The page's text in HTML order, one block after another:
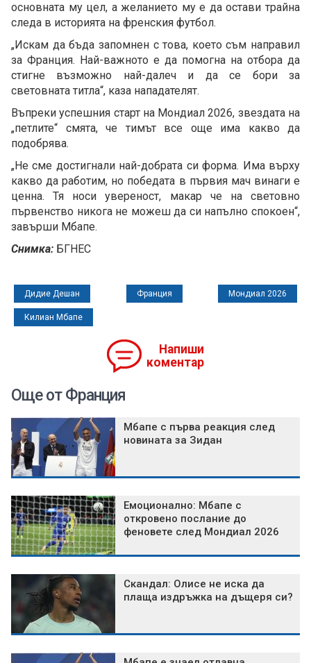
основната му цел, а желанието му е да остави трайна
следа в историята на френския футбол.
„Искам да бъда запомнен с това, което съм направил
за Франция. Най-важното е да помогна на отбора да
стигне възможно най-далеч и да се бори за
световната титла“, каза нападателят.
Въпреки успешния старт на Мондиал 2026, звездата на
„петлите“ смята, че тимът все още има какво да
подобрява.
„Не сме достигнали най-добрата си форма. Има върху
какво да работим, но победата в първия мач винаги е
ценна. Тя носи увереност, макар че на световно
първенство никога не можеш да си напълно спокоен“,
завърши Мбапе.
Снимка: БГНЕС
Дидие Дешан Франция Мондиал 2026
Килиан Мбапе
Напиши
коментар
Още от Франция
Мбапе с първа реакция след
новината за Зидан
Емоционално: Мбапе с
откровено послание до
феновете след Мондиал 2026
Скандал: Олисе не иска да
плаща издръжка на дъщеря си?